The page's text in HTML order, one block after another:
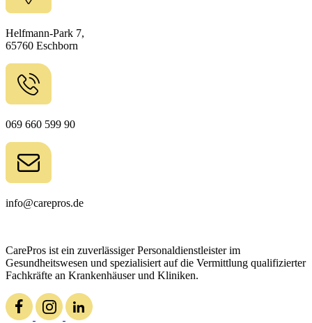
Helfmann-Park 7,
65760 Eschborn
069 660 599 90
info@carepros.de
CarePros ist ein zuverlässiger Personaldienstleister im
Gesundheitswesen und spezialisiert auf die Vermittlung qualifizierter
Fachkräfte an Krankenhäuser und Kliniken.